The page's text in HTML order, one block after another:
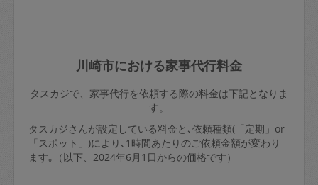
川崎市における家事代行料金
タスカジで、家事代行を依頼する際の料金は下記となりま
す。
タスカジさんが設定している料金と､依頼種類(「定期」or
「スポット」)により､1時間あたりのご依頼金額が変わり
ます｡（以下、2024年6月1日からの価格です）